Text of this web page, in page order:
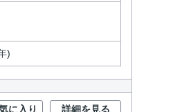
)
に入り 詳細を見る